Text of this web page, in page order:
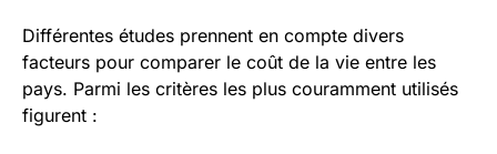
Différentes études prennent en compte divers
facteurs pour comparer le coût de la vie entre les
pays. Parmi les critères les plus couramment utilisés
figurent :